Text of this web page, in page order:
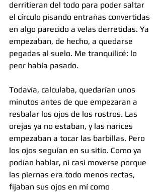
derritieran del todo para poder saltar
el círculo pisando entrañas convertidas
en algo parecido a velas derretidas. Ya
empezaban, de hecho, a quedarse
pegadas al suelo. Me tranquilicé: lo
peor había pasado.
Todavía, calculaba, quedarían unos
minutos antes de que empezaran a
resbalar los ojos de los rostros. Las
orejas ya no estaban, y las narices
empezaban a tocar las barbillas. Pero
los ojos seguían en su sitio. Como ya
podían hablar, ni casi moverse porque
las piernas era todo menos rectas,
fijaban sus ojos en mí como